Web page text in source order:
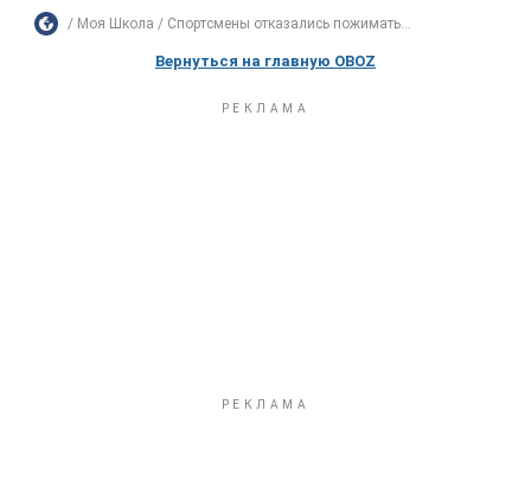
Моя Школа Спортсмены отказались пожимать...
Вернуться на главную OBOZ